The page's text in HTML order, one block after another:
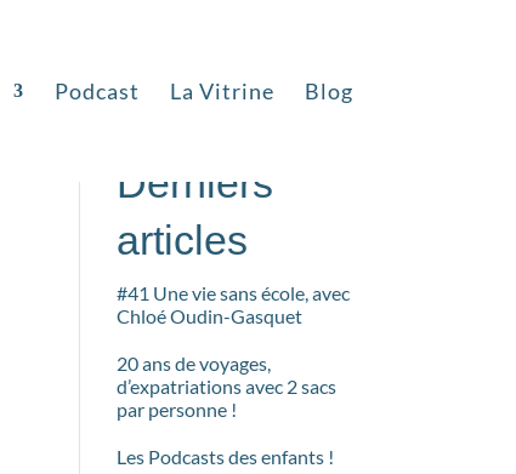
Podcast La Vitrine Blog
Rechercher
Derniers
articles
#41 Une vie sans école, avec
Chloé Oudin-Gasquet
20 ans de voyages,
d’expatriations avec 2 sacs
par personne !
Les Podcasts des enfants !